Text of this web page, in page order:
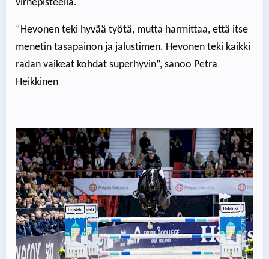
virhepisteellä.
“Hevonen teki hyvää työtä, mutta harmittaa, että itse
menetin tasapainon ja jalustimen. Hevonen teki kaikki
radan vaikeat kohdat superhyvin”, sanoo Petra
Heikkinen